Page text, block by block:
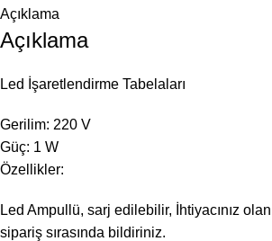
Açıklama
Açıklama
Led İşaretlendirme Tabelaları
Gerilim: 220 V
Güç: 1 W
Özellikler:
Led Ampullü, sarj edilebilir, İhtiyacınız olan
sipariş sırasında bildiriniz.